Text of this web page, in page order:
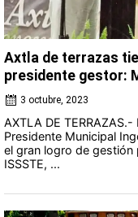
Axtla de terrazas
presidente gestor:
3 octubre, 2023
AXTLA DE
Presidente Municipal
el gran logro de gestión
ISSSTE, ...